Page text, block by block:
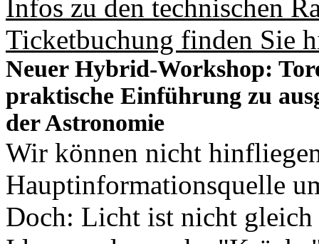
Infos zu den technischen
Ticketbuchung finden Sie
Neuer Hybrid-Workshop:
praktische Einführung zu
der Astronomie
Wir können nicht
Hauptinformationsquelle
Doch: Licht ist nicht